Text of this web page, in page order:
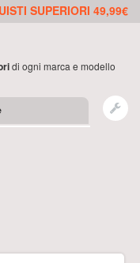
SUPERIORI 49,99€
di ogni marca e modello